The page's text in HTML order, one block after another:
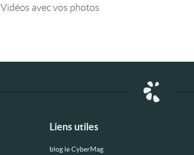
Vidéos avec vos photos
Liens utiles
blog le CyberMag